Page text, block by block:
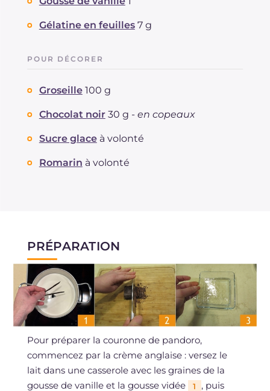
Gélatine en feuilles 7 g
POUR DÉCORER
Groseille 100 g
Chocolat noir 30 g - en copeaux
Sucre glace à volonté
Romarin à volonté
PRÉPARATION
Pour préparer la couronne de pandoro,
commencez par la crème anglaise : versez le
lait dans une casserole avec les graines de la
gousse de vanille et la gousse vidée
1
, puis